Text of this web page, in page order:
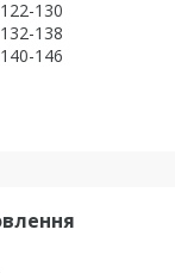
130
138
146